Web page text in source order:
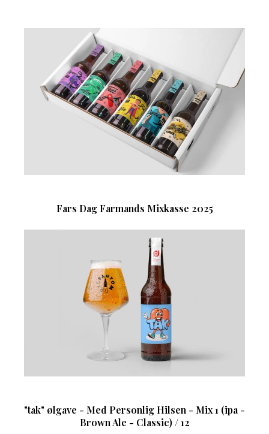
Fars Dag Farmands Mixkasse 2025
"tak" ølgave - Med Personlig Hilsen - Mix 1 (ipa -
Brown Ale - Classic) / 12